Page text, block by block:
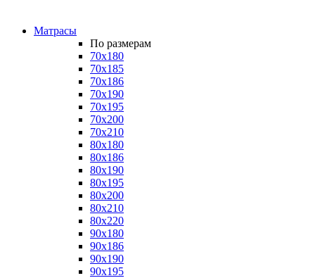
Матрасы
По размерам
70x180
70x185
70x186
70x190
70x195
70x200
70x210
80x180
80x186
80x190
80x195
80x200
80x210
80x220
90x180
90x186
90x190
90x195